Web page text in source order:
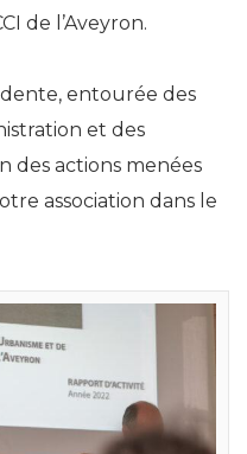
de l’Aveyron.
entourée des
et des
des actions menées
association dans le